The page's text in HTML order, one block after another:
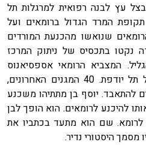
עץ לבנה רפואית למרגלות תל
המרד הגדול ברומאים ועל
שנואשו מהכנעת המורדים
נקטו בתכסיס של ניתוק המרכז
המצביא הרומאי אספסיאנוס
כבש את ישובי הגליל וצר על תל יודפת. 40 המגנים האחרונים,
להתאבד. יוסף בן מתתיהו משכנע
להיכנע לרומאים. הוא הופך לבן
שם הוא מתעד בכתביו את
מסמך היסטורי נדיר.